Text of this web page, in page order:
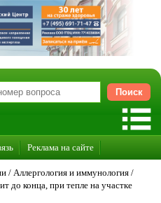
Реклама на сайте
/ Аллергология и иммунология /
до конца, при тепле на участке